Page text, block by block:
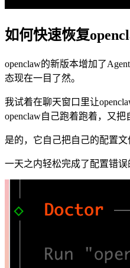
如何快速恢复
openclaw的新版本增加了
态现在一目了然。
我试着在聊天窗口里让
openclaw自己跑着跑着，又把
是的，它自己把自己的配置文
一天之内轻松完成了配置错误